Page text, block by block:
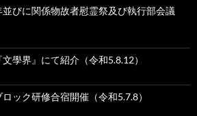
びに関係物故者慰霊祭及び執行部会議
學界』にて紹介（令和5.8.12）
ック研修合宿開催（令和5.7.8）